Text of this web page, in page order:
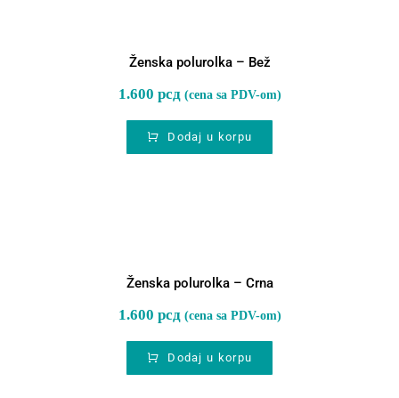
Ženska polurolka – Bež
1.600 рсд (cena sa PDV-om)
Dodaj u korpu
Ženska polurolka – Crna
1.600 рсд (cena sa PDV-om)
Dodaj u korpu